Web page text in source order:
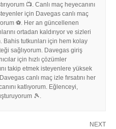
📺. Canlı maç heyecanını
için Davegas canlı maç
⚽. Her an güncellenen
ortadan kaldırıyor ve sizleri
Bahis tutkunları için hem kolay
sağlıyorum. Davegas giriş
için hızlı çözümler
takip etmek isteyenlere yüksek
canlı maç izle fırsatını her
katlıyorum. Eğlenceyi,
🎾.
NEXT